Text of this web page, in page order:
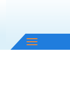
باز
و